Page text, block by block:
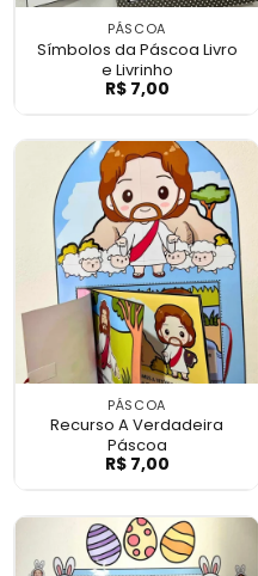
PÁSCOA
Símbolos da Páscoa Livro
e Livrinho
Símbolos da
R$7,00
PÁSCOA
Recurso A Verdadeira
Páscoa
Recurso A
R$7,00